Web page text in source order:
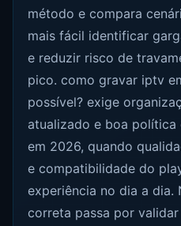
método e compara
mais fácil identificar
e reduzir risco de
pico. como gravar iptv
possível? exige
atualizado e boa
em 2026, quando
e compatibilidade do
experiência no dia a dia.
correta passa por